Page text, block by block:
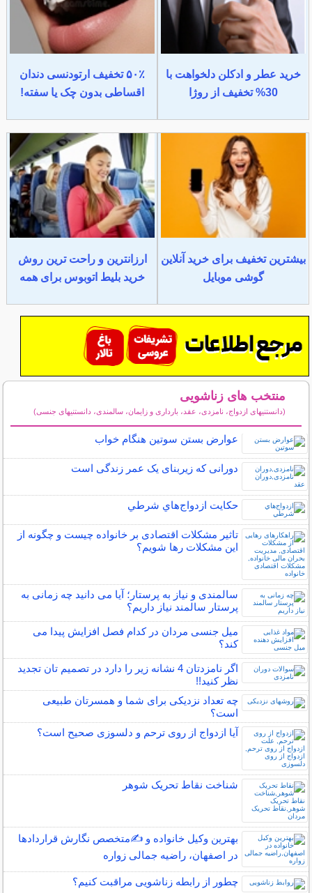
خرید عطر و ادکلن دلخواهت با
30% تخفیف از روژا
۵۰٪ تخفیف ارتودنسی دندان
اقساطی بدون چک یا سفته!
بیشترین تخفیف برای خرید آنلاین
گوشی موبایل
ارزانترین و راحت ترین روش
خرید بلیط اتوبوس برای همه
منتخب های زناشویی
(دانستنیهای ازدواج، نامزدی، عقد، بارداری و زایمان، سالمندی، دانستنیهای جنسی)
عوارض بستن سوتین هنگام خواب
دورانی که زیربنای یک عمر زندگی‌ است
حكايت ازدواج‌هاي شرطي
تاثیر مشکلات اقتصادی بر خانواده چیست و چگونه از
این مشکلات رها شویم؟
سالمندی و نیاز به پرستار؛ آیا می دانید چه زمانی به
پرستار سالمند نیاز داریم؟
میل جنسی مردان در کدام فصل افزایش پیدا می
کند؟
اگر نامزدتان 4 نشانه زیر را دارد در تصمیم تان تجدید
نظر کنید!!
چه تعداد نزدیکی برای شما و همسرتان طبیعی
است؟
آیا ازدواج از روی ترحم و دلسوزی صحیح است؟
شناخت نقاط تحریک شوهر
بهترین وکیل خانواده و ✍️متخصص نگارش قراردادها
در اصفهان، راضیه جمالی زواره
چطور از رابطه زناشویی مراقبت کنیم؟